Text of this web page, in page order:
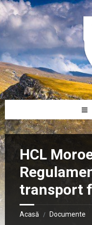
Sari
la
conținut
Salt
la
bara
laterală
stângă
Salt
la
bara
laterală
dreaptă
Salt
la
subsol
HCL
transport
Acasă / Documente